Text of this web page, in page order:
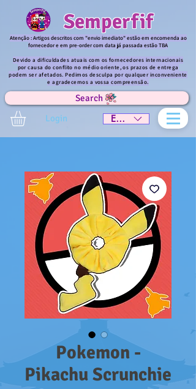
Semperfif
Atenção : Artigos descritos com "envio imediato" estão em encomenda ao
fornecedor e em pre-order com data já passada estão TBA
Devido a dificuldades atuais com os fornecedores internacionais
por causa do conflito no médio oriente, os prazos de entrega
podem ser afetados. Pedimos desculpa por qualquer inconveniente
e agradecemos a vossa compreensão.
Search
Login
EUR (€)
Pokemon -
Pikachu Scrunchie